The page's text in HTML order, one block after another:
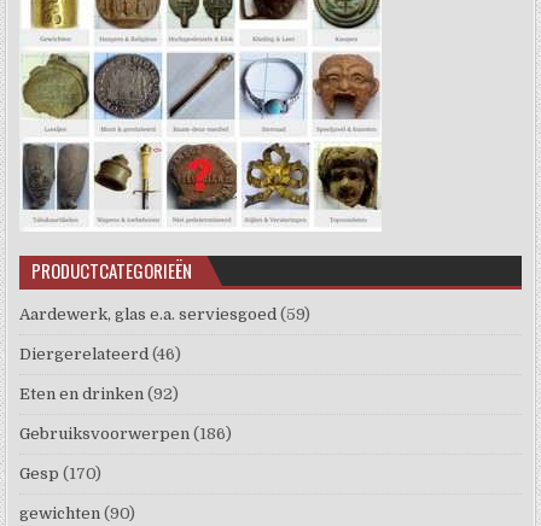
PRODUCTCATEGORIEËN
Aardewerk, glas e.a. serviesgoed (59)
Diergerelateerd (46)
Eten en drinken (92)
Gebruiksvoorwerpen (186)
Gesp (170)
gewichten (90)